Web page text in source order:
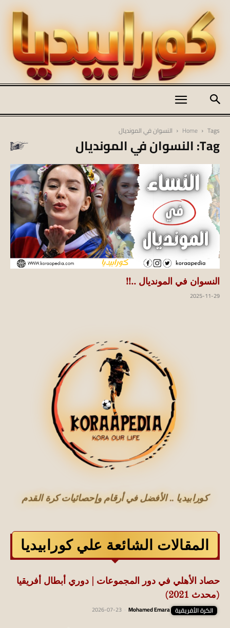
koraapedia
Home Tags النسوان في المونديال
Tag: النسوان في المونديال
النسوان في المونديال ..!!
2025-11-29
كورابيديا .. الأفضل في أرقام وإحصائيات كرة القدم
المقالات الشائعة علي كورابيديا
حصاد الأهلي في دور المجموعات | دوري أبطال أفريقيا
(محدث 2021)
الكرة الأفريقية Mohamed Emara
2026-07-23